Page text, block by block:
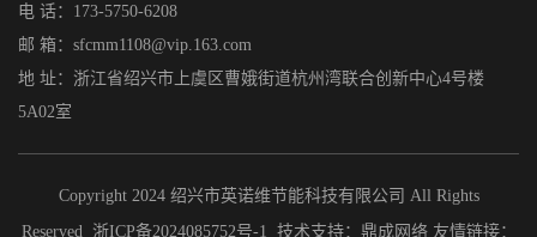
电 话：173-5750-6208
邮 箱：sfcmm1108@vip.163.com
地 址：浙江省绍兴市上虞区曹娥街道杭州湾联合创新中心4号楼
5A02室
Copyright 2024 绍兴市英诺维节能科技有限公司 All Rights
Reserved 浙ICP备2024085752号-1 技术支持： 鼎成网络友情链接：